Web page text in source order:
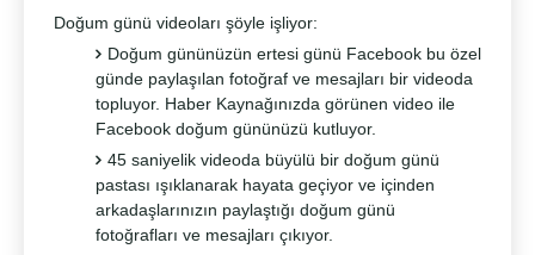
Doğum günü videoları şöyle işliyor:
Doğum gününüzün ertesi günü Facebook bu özel
günde paylaşılan fotoğraf ve mesajları bir videoda
topluyor. Haber Kaynağınızda görünen video ile
Facebook doğum gününüzü kutluyor.
45 saniyelik videoda büyülü bir doğum günü
pastası ışıklanarak hayata geçiyor ve içinden
arkadaşlarınızın paylaştığı doğum günü
fotoğrafları ve mesajları çıkıyor.